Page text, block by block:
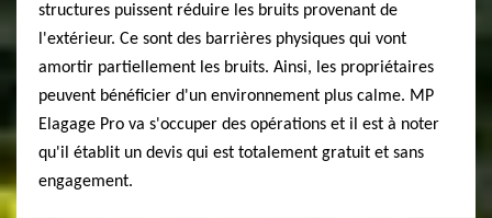
structures puissent réduire les bruits provenant de
l'extérieur. Ce sont des barrières physiques qui vont
amortir partiellement les bruits. Ainsi, les propriétaires
peuvent bénéficier d'un environnement plus calme. MP
Elagage Pro va s'occuper des opérations et il est à noter
qu'il établit un devis qui est totalement gratuit et sans
engagement.